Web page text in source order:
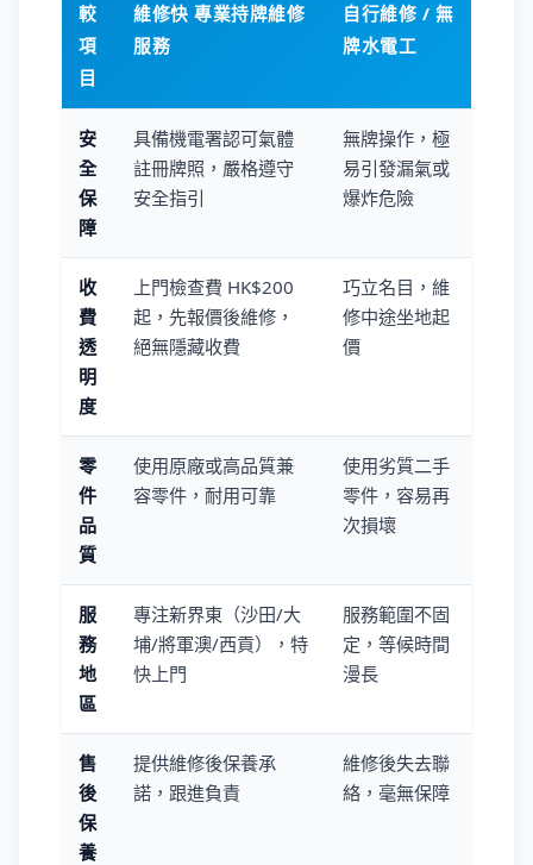
較
項
目
維修快 專業持牌維修
服務
自行維修 / 無
牌水電工
安
全
保
障
具備機電署認可氣體
註冊牌照，嚴格遵守
安全指引
無牌操作，極
易引發漏氣或
爆炸危險
收
費
透
明
度
上門檢查費 HK$200
起，先報價後維修，
絕無隱藏收費
巧立名目，維
修中途坐地起
價
零
件
品
質
使用原廠或高品質兼
容零件，耐用可靠
使用劣質二手
零件，容易再
次損壞
服
務
地
區
專注新界東（沙田/大
埔/將軍澳/西貢），特
快上門
服務範圍不固
定，等候時間
漫長
售
後
保
養
提供維修後保養承
諾，跟進負責
維修後失去聯
絡，毫無保障